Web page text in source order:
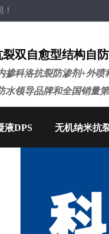
裂双自愈型结构自
掺科洛抗裂防渗剂+外
水领导品牌和全国销量
液DPS 无机纳米抗